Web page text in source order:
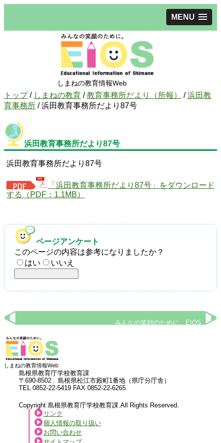
MENU
しまねの教育情報Web
現
在
位
置：
トップ/ しまねの教育 /教育事務所だより（所報） /浜田教
育事務所 /浜田教育事務所だより87号
浜田教育事務所だより87号
浜田教育事務所だより87号
「浜田教育事務所だより87号」をダウンロード
する（PDF：1.1MB）
ページアンケート
このページの内容は参考になりましたか？
はい
いいえ
みんなの笑顔のために。EIOS
しまねの教育情報Web
島根県教育庁学校教育課
〒690-8502 島根県松江市殿町1番地（県庁分庁舎）
TEL 0852-22-5419 FAX 0852-22-6265
Copyright 島根県教育庁学校教育課.All Rights Reserved.
リンク
個人情報の取り扱い
お問い合わせ